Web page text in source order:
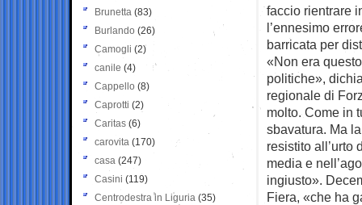
faccio rientrare
l’ennesimo
barricata per
«Non era
politiche»,
regionale di
molto. Come in
sbavatura. Ma
resistito all’urto
media e
ingiusto».
Fiera, «che ha
Brunetta (83)
Burlando (26)
Camogli (2)
canile (4)
Cappello (8)
Caprotti (2)
Caritas (6)
carovita (170)
casa (247)
Casini (119)
Centrodestra in Liguria (35)